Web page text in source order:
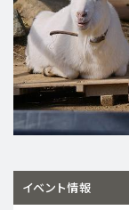
イベント情報